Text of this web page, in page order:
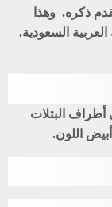
ذكره. وهذا
السعودية.
البتلات
اللون.